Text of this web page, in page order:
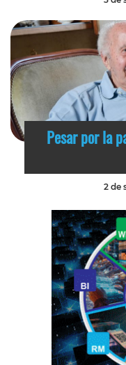
Pesar por la
2 de